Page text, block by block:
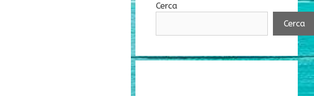
Cerca
Cerca